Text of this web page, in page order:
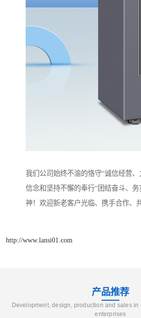
我们公司始终不渝的恪守“诚信经营、
信念和坚持不懈的奉行“团结奋斗、
神！欢迎新老客户光临、携手合作、
http://www.lansi01.com
产品推荐
Development, design, production and sales in
enterprises